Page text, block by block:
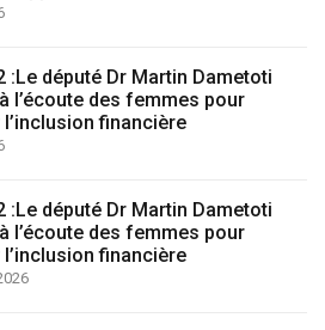
:Le député Dr Martin Dametoti
l’écoute des femmes pour
financière
:Le député Dr Martin Dametoti
l’écoute des femmes pour
financière